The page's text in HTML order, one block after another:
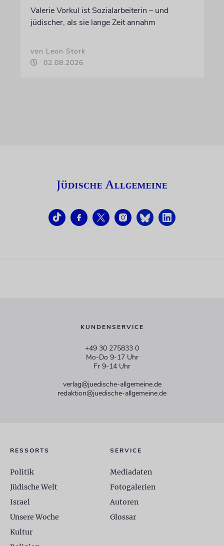
Valerie Vorkul ist Sozialarbeiterin – und
jüdischer, als sie lange Zeit annahm
von Leon Stork
02.08.2026
KUNDENSERVICE
+49 30 275833 0
Mo-Do 9-17 Uhr
Fr 9-14 Uhr
verlag@juedische-allgemeine.de
redaktion@juedische-allgemeine.de
RESSORTS
Politik
Jüdische Welt
Israel
Unsere Woche
Kultur
SERVICE
Mediadaten
Fotogalerien
Autoren
Glossar